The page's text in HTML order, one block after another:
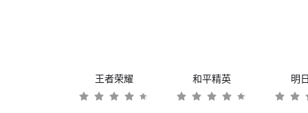
王者荣耀 和平精英 明